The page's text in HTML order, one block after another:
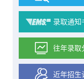
录取通知
往年录取
近年招生